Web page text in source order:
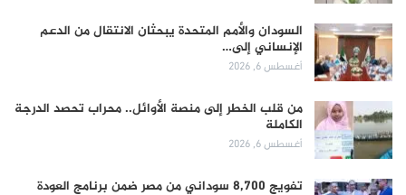
السودان والأمم المتحدة يبحثان الانتقال من الدعم
الإنساني إلى…
أغسطس 6, 2026
من قلب الخطر إلى منصة الأوائل.. محراب تحصد الدرجة
الكاملة
أغسطس 6, 2026
تفويج 8,700 سوداني من مصر ضمن برنامج العودة